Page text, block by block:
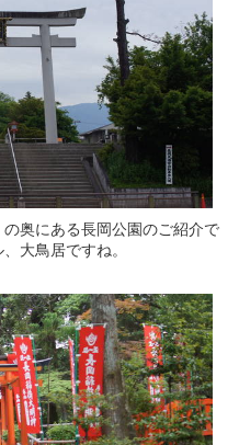
奥にある長岡公園のご紹介で
大鳥居ですね。